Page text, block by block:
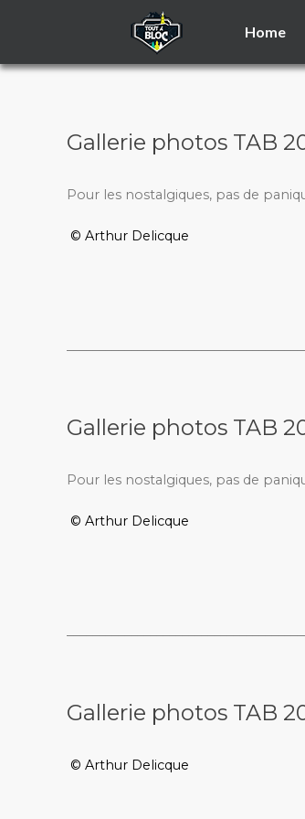
Home
Gallerie photos TAB
Pour les nostalgiques, pas de
© Arthur Delicque
Gallerie photos TAB
Pour les nostalgiques, pas de
© Arthur Delicque
Gallerie photos TAB
© Arthur Delicque